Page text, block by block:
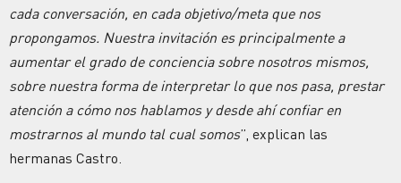
cada conversación, en cada objetivo/meta que nos
propongamos. Nuestra invitación es principalmente a
aumentar el grado de conciencia sobre nosotros mismos,
sobre nuestra forma de interpretar lo que nos pasa, prestar
atención a cómo nos hablamos y desde ahí confiar en
mostrarnos al mundo tal cual somos”, explican las
hermanas Castro.